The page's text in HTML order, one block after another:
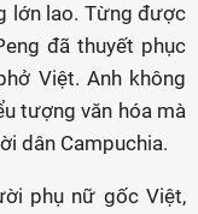
lớn lao. Từng được
đã thuyết phục
Việt. Anh không
tượng văn hóa mà
dân Campuchia.
phụ nữ gốc Việt,